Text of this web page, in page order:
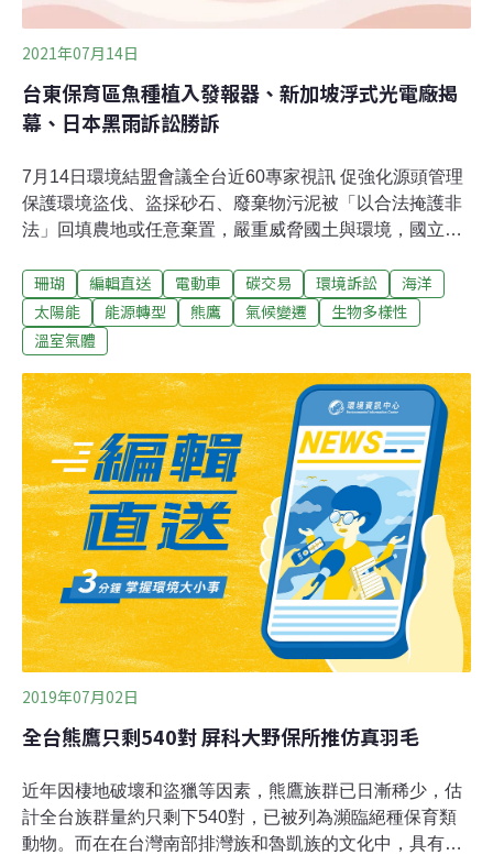
2021年07月14日
台東保育區魚種植入發報器、新加坡浮式光電廠揭
幕、日本黑雨訴訟勝訴
7月14日環境結盟會議全台近60專家視訊 促強化源頭管理
保護環境盜伐、盜採砂石、廢棄物污泥被「以合法掩護非
法」回填農地或任意棄置，嚴重威脅國土與環境，國立成
團近60位專家，召開環境結盟活動，第四河川局長李友平
在會中表示，近年來因垃圾焚化爐即將屆限及處理費大幅
提高，導致大量廢棄物被趁夜濫倒在全國河川區域，污染
河川水源，建議環保單位必須源頭管理。（自由時報報
導）改善空污與能源轉型 雲縣府邀台塑及專家進行討論雲
林縣政府為改善空污與能源轉型，14日下午邀請專家學
者、產業代表舉辦「空氣污染與能源轉型專家諮詢會
議」，共同探討如何在兼顧工安、環保、人民期待、經濟
規模的情況下，推動能源轉型、空污改善，希望能創造多
贏的局面，將雲林縣打造成永續發展城市。（大紀元報
導）
珊瑚 編輯直送 電動車 碳交易 環境訴訟
海洋
太陽能
能源轉型 熊鷹 氣候變遷
生物多樣性
溫室氣體
2019年07月02日
全台熊鷹只剩540對 屏科大野保所推仿真羽毛
近年因棲地破壞和盜獵等因素，熊鷹族群已日漸稀少，估
計全台族群量約只剩下540對，已被列為瀕臨絕種保育類
動物。而在在台灣南部排灣族和魯凱族的文化中，具有重